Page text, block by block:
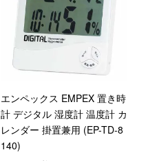
エンペックス EMPEX 置き時
計 デジタル 湿度計 温度計 カ
レンダー 掛置兼用 (EP-TD-8
140)